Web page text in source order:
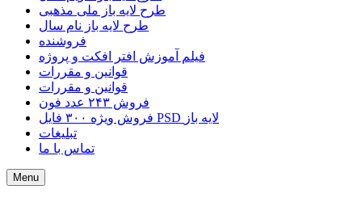
طرح لایه باز ملی مذهبی
طرح لایه باز نام سال
فروشنده
فیلم آموزش افتر افکت و پروژه
قوانین و مقررات
قوانین و مقررات
فروش ۲۴۳ عدد فون
فروش ویژه ۳۰۰ فایل PSD لایه باز
تبلیغات
تماس با ما
Menu